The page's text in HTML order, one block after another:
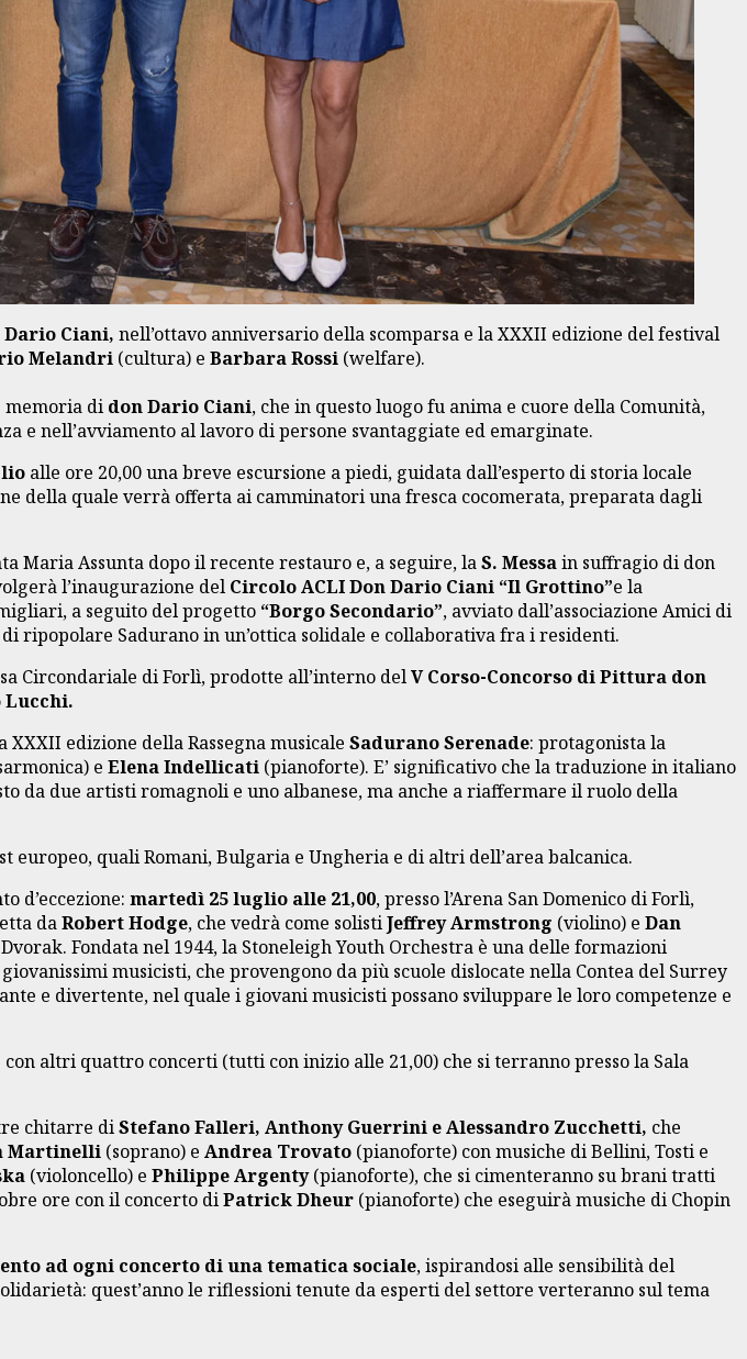
Dario Ciani, nell’ottavo anniversario della scomparsa e la XXXII edizione del festival
Melandri (cultura) e Barbara Rossi (welfare).
memoria di don Dario Ciani, che in questo luogo fu anima e cuore della Comunità,
e nell’avviamento al lavoro di persone svantaggiate ed emarginate.
alle ore 20,00 una breve escursione a piedi, guidata dall’esperto di storia locale
della quale verrà offerta ai camminatori una fresca cocomerata, preparata dagli
Maria Assunta dopo il recente restauro e, a seguire, laS. Messain suffragio di don
l’inaugurazione del Circolo ACLI Don Dario Ciani “Il Grottino”e la
a seguito del progetto “Borgo Secondario”, avviato dall’associazione Amici di
ripopolare Sadurano in un’ottica solidale e collaborativa fra i residenti.
Circondariale di Forlì, prodotte all’interno delV Corso-Concorso di Pittura don
edizione della Rassegna musicale Sadurano Serenade: protagonista la
e Elena Indellicati (pianoforte). E’ significativo che la traduzione in italiano
da due artisti romagnoli e uno albanese, ma anche a riaffermare il ruolo della
quali Romani, Bulgaria e Ungheria e di altri dell’area balcanica.
d’eccezione: martedì 25 luglio alle 21,00, presso l’Arena San Domenico di Forlì,
daRobert Hodge, che vedrà come solistiJeffrey Armstrong (violino) e Dan
Fondata nel 1944, la Stoneleigh Youth Orchestra è una delle formazioni
musicisti, che provengono da più scuole dislocate nella Contea del Surrey
e divertente, nel quale i giovani musicisti possano sviluppare le loro competenze e
altri quattro concerti (tutti con inizio alle 21,00) che si terranno presso la Sala
chitarre diStefano Falleri, Anthony Guerrini e Alessandro Zucchetti, che
Martinelli (soprano) e Andrea Trovato (pianoforte) con musiche di Bellini, Tosti e
(violoncello) e Philippe Argenty(pianoforte), che si cimenteranno su brani tratti
ore con il concerto diPatrick Dheur (pianoforte) che eseguirà musiche di Chopin
ad ogni concerto di una tematica sociale, ispirandosi alle sensibilità del
quest’anno le riflessioni tenute da esperti del settore verteranno sul tema